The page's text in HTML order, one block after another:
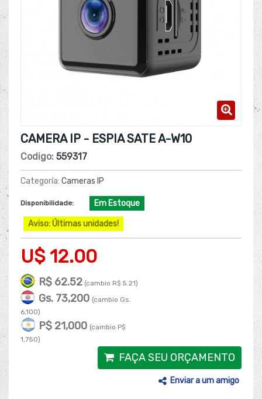
CAMERA IP - ESPIA SATE A-W10
Codigo: 559317
Categoría: Cameras IP
Disponibilidade: Em Estoque
Aviso: Últimas unidades!
U$ 12.00
R$ 62.52 (cambio R$ 5.21)
Gs. 73,200 (cambio Gs.
6,100)
P$ 21,000 (cambio P$
1,750)
FAÇA SEU ORÇAMENTO
Enviar a um amigo